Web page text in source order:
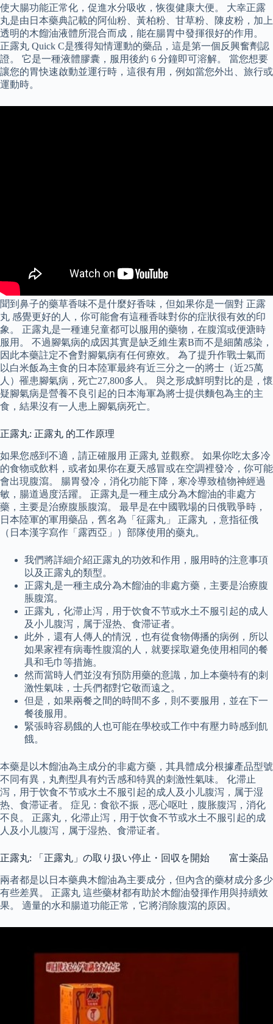
使大腸功能正常化，促進水分吸收，恢復健康大便。 大幸正露
丸是由日本藥典記載的阿仙粉、黃柏粉、甘草粉、陳皮粉，加上
透明的木餾油液體所混合而成，能在腸胃中發揮很好的作用。
正露丸 Quick C是獲得知情運動的藥品，這是第一個反興奮劑認
證。 它是一種液體膠囊，服用後約 6 分鐘即可溶解。 當您想要
讓您的胃快速啟動並運行時，這很有用，例如當您外出、旅行或
運動時。
聞到鼻子的藥草香味不是什麼好香味，但如果你是一個對 正露
丸 感覺更好的人，你可能會有這種香味對你的症狀很有效的印
象。 正露丸是一種連兒童都可以服用的藥物，在腹瀉或便溏時
服用。 不過腳氣病的成因其實是缺乏維生素B而不是細菌感染，
因此本藥註定不會對腳氣病有任何療效。 為了提升作戰士氣而
以白米飯為主食的日本陸軍最終有近三分之一的將士（近25萬
人）罹患腳氣病，死亡27,800多人。 與之形成鮮明對比的是，懷
疑腳氣病是營養不良引起的日本海軍為將士提供麵包為主的主
食，結果沒有一人患上腳氣病死亡。
正露丸: 正露丸 的工作原理
如果您感到不適，請正確服用 正露丸 並觀察。 如果你吃太多冷
的食物或飲料，或者如果你在夏天感冒或在空調裡發冷，你可能
會出現腹瀉。 腸胃發冷，消化功能下降，寒冷導致植物神經過
敏，腸道過度活躍。 正露丸是一種主成分為木餾油的非處方
藥，主要是治療腹脹腹瀉。 最早是在中國戰場的日俄戰爭時，
日本陸軍的軍用藥品，舊名為「征露丸」 正露丸 ，意指征俄
（日本漢字寫作「露西亞」）部隊使用的藥丸。
我們將詳細介紹正露丸的功效和作用，服用時的注意事項
以及正露丸的類型。
正露丸是一種主成分為木餾油的非處方藥，主要是治療腹
脹腹瀉。
正露丸，化滞止泻，用于饮食不节或水土不服引起的成人
及小儿腹泻，属于湿热、食滞证者。
此外，還有人傳人的情況，也有從食物傳播的病例，所以
如果家裡有病毒性腹瀉的人，就要採取避免使用相同的餐
具和毛巾等措施。
然而當時人們並沒有預防用藥的意識，加上本藥特有的刺
激性氣味，士兵們都對它敬而遠之。
但是，如果兩餐之間的時間不多，則不要服用，並在下一
餐後服用。
緊張時容易餓的人也可能在學校或工作中有壓力時感到飢
餓。
本藥是以木餾油為主成分的非處方藥，其具體成分根據產品型號
不同有異，丸劑型具有灼舌感和特異的刺激性氣味。 化滞止
泻，用于饮食不节或水土不服引起的成人及小儿腹泻，属于湿
热、食滞证者。 症见：食欲不振，恶心呕吐，腹胀腹泻，消化
不良。 正露丸，化滞止泻，用于饮食不节或水土不服引起的成
人及小儿腹泻，属于湿热、食滞证者。
正露丸: 「正露丸」の取り扱い停止・回収を開始 富士薬品
兩者都是以日本藥典木餾油為主要成分，但內含的藥材成分多少
有些差異。 正露丸 這些藥材都有助於木餾油發揮作用與持續效
果。 適量的水和腸道功能正常，它將消除腹瀉的原因。